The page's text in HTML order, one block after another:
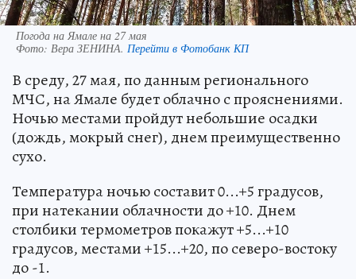
Погода на Ямале на 27 мая
Фото: Вера ЗЕНИНА. Перейти в Фотобанк КП
В среду, 27 мая, по данным регионального
МЧС, на Ямале будет облачно с прояснениями.
Ночью местами пройдут небольшие осадки
(дождь, мокрый снег), днем преимущественно
сухо.
Температура ночью составит 0...+5 градусов,
при натекании облачности до +10. Днем
столбики термометров покажут +5...+10
градусов, местами +15...+20, по северо-востоку
до -1.